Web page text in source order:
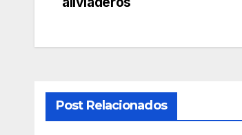
entradas
Post Relacionados